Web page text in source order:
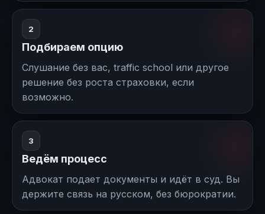
2
Подбираем опцию
Слушание без вас, traffic school или другое
решение без роста страховки, если
возможно.
3
Ведём процесс
Адвокат подает документы и идёт в суд. Вы
держите связь на русском, без бюрократии.